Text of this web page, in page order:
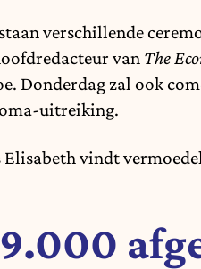
verschillende
van The
Donderdag zal ook
uitreiking.
Elisabeth vindt